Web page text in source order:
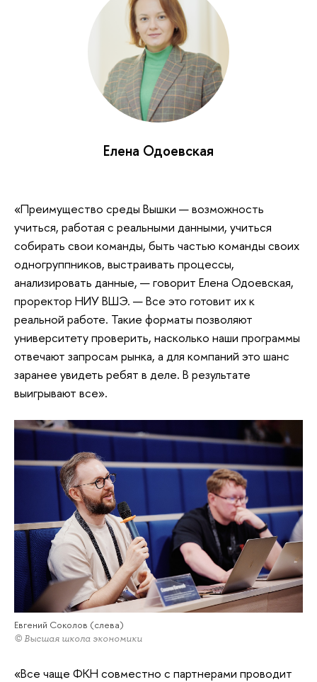
Елена Одоевская
«Преимущество среды Вышки — возможность
учиться, работая с реальными данными, учиться
собирать свои команды, быть частью команды своих
одногруппников, выстраивать процессы,
анализировать данные, — говорит Елена Одоевская,
проректор НИУ ВШЭ. — Все это готовит их к
реальной работе. Такие форматы позволяют
университету проверить, насколько наши программы
отвечают запросам рынка, а для компаний это шанс
заранее увидеть ребят в деле. В результате
выигрывают все».
Евгений Соколов (слева)
© Высшая школа экономики
«Все чаще ФКН совместно с партнерами проводит